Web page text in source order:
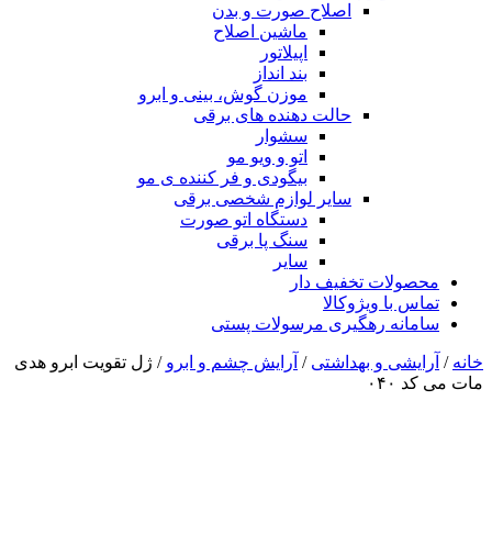
اصلاح صورت و بدن
ماشین اصلاح
اپیلاتور
بند انداز
موزن گوش، بینی و ابرو
حالت دهنده های برقی
سشوار
اتو و ویو مو
بیگودی و فر کننده ی مو
سایر لوازم شخصی برقی
دستگاه اتو صورت
سنگ پا برقی
سایر
محصولات تخفیف دار
تماس با ویژوکالا
سامانه رهگیری مرسولات پستی
خانه / آرایشی و بهداشتی / آرایش چشم و ابرو / ژل تقویت ابرو هدی
مات می کد ۰۴۰